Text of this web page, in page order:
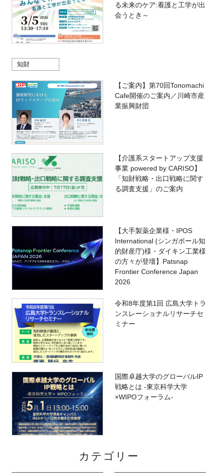
る未来のケア:看護と工学が出
会うとき～
知財
【ご案内】第70回Tonomachi
Cafe開催のご案内／川崎市産
業振興財団
【介護系スタートアップ支援
事業 powered by CARISO】
「知財戦略・出口戦略に関す
る調査支援」のご案内
【大手製薬企業様・IPOS
International (シンガポール知
的財産庁)様・ダイキン工業様
の方々が登壇】Patsnap
Frontier Conference Japan
2026
令和8年度第1回 広島大学トラ
ンスレーショナルリサーチセ
ミナー
国際卓越大学のグローバルIP
戦略とは -東京科学大学
×WIPOフォーラム-
カテゴリー